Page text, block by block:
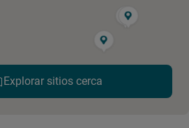
Explorar sitios cerca